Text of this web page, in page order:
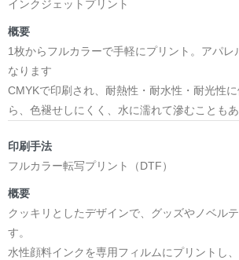
インクジェットプリント
概要
1枚からフルカラーで手軽にプリント。アパレ
なります
CMYKで印刷され、耐熱性・耐水性・耐光性
ら、色褪せしにくく、水に濡れて滲むこともあ
印刷手法
フルカラー転写プリント（DTF）
概要
クッキリとしたデザインで、グッズやノベル
す。
水性顔料インクを専用フィルムにプリントし